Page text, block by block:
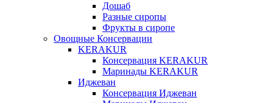
Дошаб
Разные сиропы
Фрукты в сиропе
Овощные Консервации
KERAKUR
Консервация KERAKUR
Маринады KERAKUR
Иджеван
Консервация Иджеван